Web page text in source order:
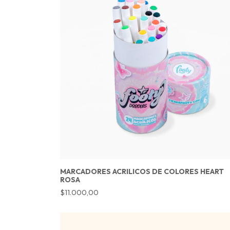
MARCADORES ACRILICOS DE COLORES HEART
ROSA
$11.000,00